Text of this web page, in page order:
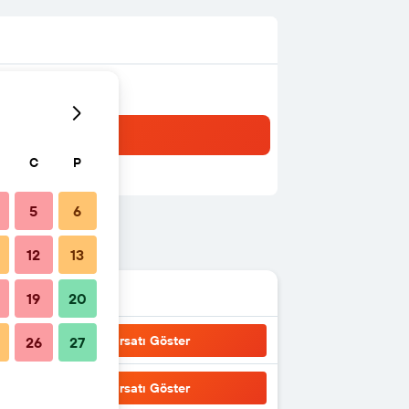
Fırsatı Göster
Fırsatı Göster
C P
5 6
12 13
19 20
26 27